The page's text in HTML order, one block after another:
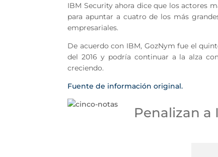
IBM Security ahora dice que los actores
para apuntar a cuatro de los más
empresariales.
De acuerdo con IBM, GozNym fue el
del 2016 y podría continuar a la alza
creciendo.
Fuente de información original.
Penalizan